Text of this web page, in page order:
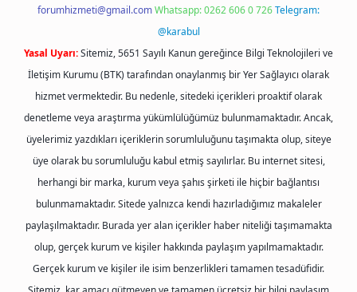
forumhizmeti@gmail.comWhatsapp: 0262 606 0 726Telegram:
@karabul
Yasal Uyarı:Sitemiz, 5651 Sayılı Kanun gereğince Bilgi Teknolojileri ve
İletişim Kurumu (BTK) tarafından onaylanmış bir Yer Sağlayıcı olarak
hizmet vermektedir. Bu nedenle, sitedeki içerikleri proaktif olarak
denetleme veya araştırma yükümlülüğümüz bulunmamaktadır. Ancak,
üyelerimiz yazdıkları içeriklerin sorumluluğunu taşımakta olup, siteye
üye olarak bu sorumluluğu kabul etmiş sayılırlar. Bu internet sitesi,
herhangi bir marka, kurum veya şahıs şirketi ile hiçbir bağlantısı
bulunmamaktadır. Sitede yalnızca kendi hazırladığımız makaleler
paylaşılmaktadır. Burada yer alan içerikler haber niteliği taşımamakta
olup, gerçek kurum ve kişiler hakkında paylaşım yapılmamaktadır.
Gerçek kurum ve kişiler ile isim benzerlikleri tamamen tesadüfidir.